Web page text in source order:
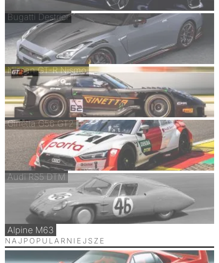
Bugatti Destrier
Nissan GT-R Nismo
Ginetta G56 GT2
Audi RS5 DTM
Alpine M63
NAJPOPULARNIEJSZE